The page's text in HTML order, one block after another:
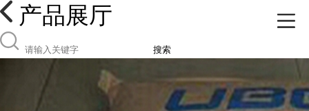
产品展厅
搜索